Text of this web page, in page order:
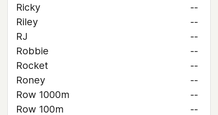
Ricky
--
Riley
--
RJ
--
Robbie
--
Rocket
--
Roney
--
Row 1000m
--
Row 100m
--